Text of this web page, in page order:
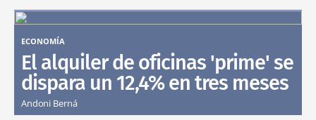
ECONOMÍA
El alquiler de oficinas 'prime' se
dispara un 12,4% en tres meses
Andoni Berná